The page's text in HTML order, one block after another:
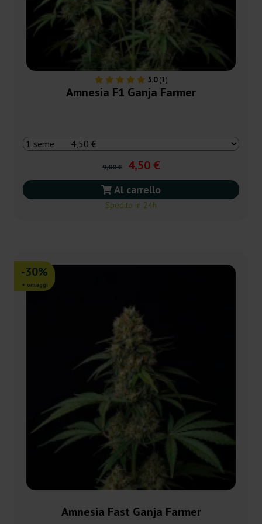
5.0(1)
Amnesia F1 Ganja Farmer
9,00 € 4,50 €
Al carrello
Spedito in 24h
-30%
+ omaggi
Amnesia Fast Ganja Farmer